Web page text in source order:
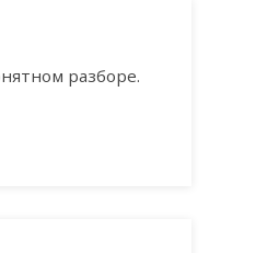
разборе.